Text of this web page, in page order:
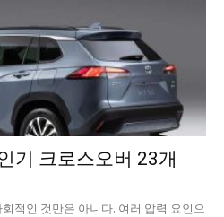
기 크로스오버 23개
적인 것만은 아니다. 여러 압력 요인으